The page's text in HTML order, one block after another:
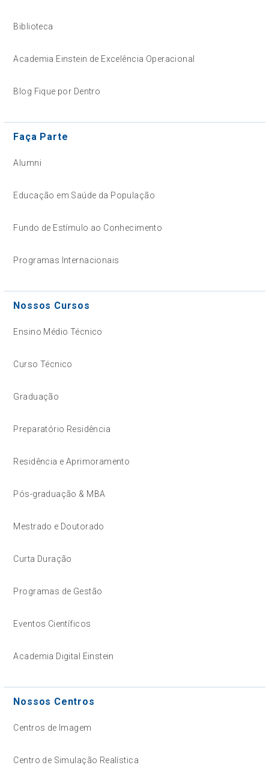
Biblioteca
Academia Einstein de Excelência Operacional
Blog Fique por Dentro
Faça Parte
Alumni
Educação em Saúde da População
Fundo de Estímulo ao Conhecimento
Programas Internacionais
Nossos Cursos
Ensino Médio Técnico
Curso Técnico
Graduação
Preparatório Residência
Residência e Aprimoramento
Pós-graduação & MBA
Mestrado e Doutorado
Curta Duração
Programas de Gestão
Eventos Científicos
Academia Digital Einstein
Nossos Centros
Centros de Imagem
Centro de Simulação Realística